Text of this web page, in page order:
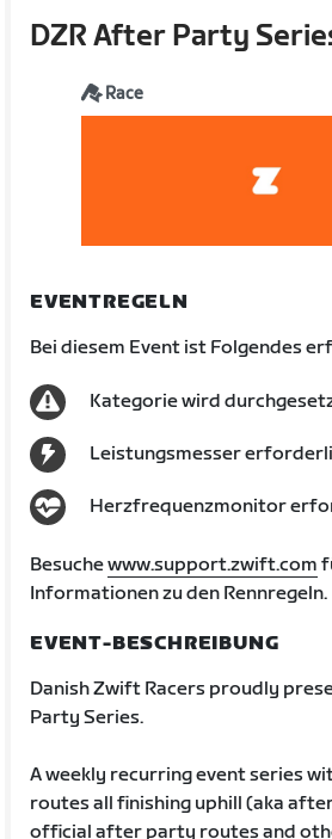
DZR After Party
Race
EVENTREGELN
Bei diesem Event ist Folgendes
Kategorie wird
Leistungsmesser
Herzfrequenzmonitor
Besuchewww.support.zwift.com
Informationen zu den Rennregeln.
EVENT-BESCHREIBUNG
Danish Zwift Racers proudly
Party Series.
A weekly recurring event series
routes all finishing uphill (aka
official after party routes and